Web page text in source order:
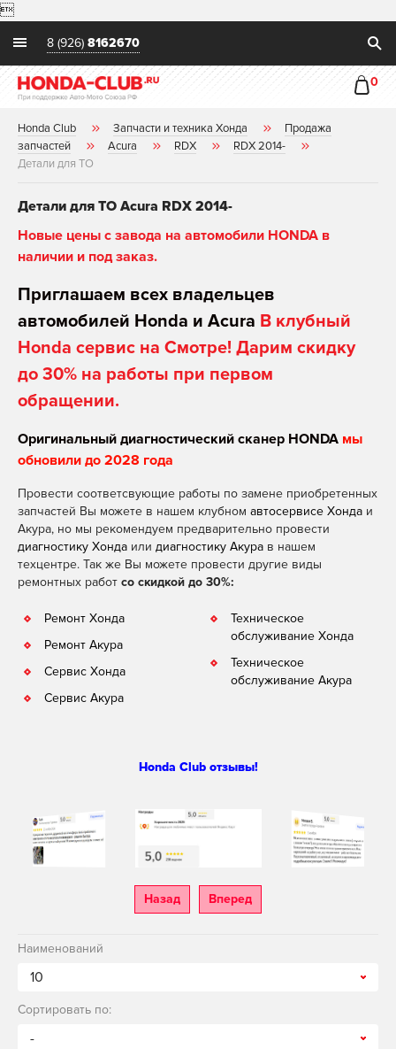

8 (926) 8162670
0
Honda Club Запчасти и техника Хонда
Продажа
запчастей
Acura RDX
RDX 2014-
Детали для ТО
Детали для ТО Acura RDX 2014-
Новые цены с завода на автомобили HONDA в
наличии и под заказ.
Приглашаем всех владельцев
автомобилей Honda и Acura В клубный
Honda сервис на Смотре! Дарим скидку
до 30% на работы при первом
обращении.
Оригинальный диагностический сканер HONDA мы
обновили до 2028 года
Провести соответсвующие работы по замене приобретенных
запчастей Вы можете в нашем клубном автосервисе Хонда и
Акура, но мы рекомендуем предварительно провести
диагностику Хонда или диагностику Акура в нашем
техцентре. Так же Вы можете провести другие виды
ремонтных работ со скидкой до 30%:
Ремонт Хонда
Ремонт Акура
Сервис Хонда
Сервис Акура
Техническое
обслуживание Хонда
Техническое
обслуживание Акура
Honda Club отзывы!
Назад Вперед
Наименований
10
Сортировать по:
-